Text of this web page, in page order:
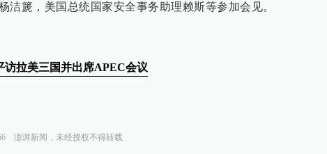
洁篪，美国总统国家安全事务助理赖斯等参加会见。
访拉美三国并出席APEC会议
澎湃新闻，未经授权不得转载